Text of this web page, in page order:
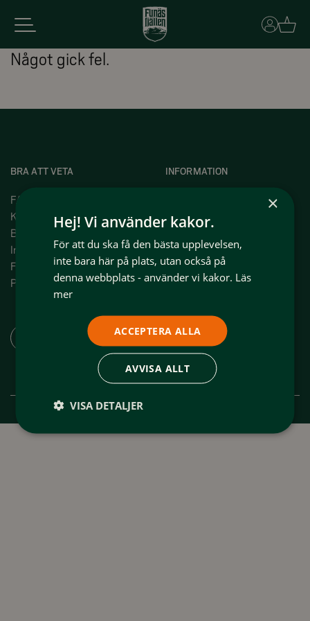
Basket
Något gick fel.
BRA ATT VETA
FAQ
Kundservice
Bokningsvillkor
Intergritetspolicy
Funäsfjällen idag
På plats i Funäsfjällen
INFORMATION
Om oss
Våra medlemmar
Jobba i Funäsfjällen
Hyr ut ditt boende med oss
Ladda ner appen "Spår och leder Funäsfjällen"
×
Hej! Vi använder kakor.
För att du ska få den bästa upplevelsen,
inte bara här på plats, utan också på
denna webbplats - använder vi kakor. Läs
mer
ACCEPTERA ALLA
AVVISA ALLT
VISA DETALJER